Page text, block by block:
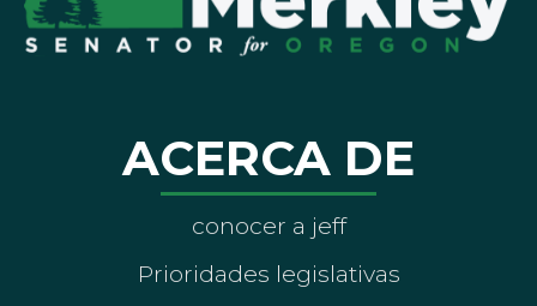
ACERCA DE
conocer a jeff
Prioridades legislativas